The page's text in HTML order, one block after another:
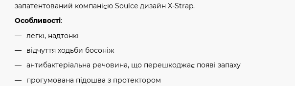
запатентований компанією Soulсe дизайн X-Strap.
Особливості:
легкі, надтонкі
відчуття ходьби босоніж
антибактеріальна речовина, що перешкоджає появі запаху
прогумована підошва з протектором